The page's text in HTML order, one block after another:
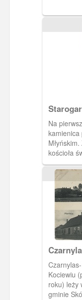
Na
kamienica
kościoła
śluzy.
Kociewiu
roku) leży
gminie